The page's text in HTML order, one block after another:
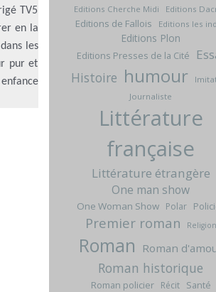
TV5
en la
les
pur et
Editions Cherche Midi
Editions
Editions de Fallois Editions les
Editions Plon
Editions Presses de la Cité
Histoire humour
Journaliste
Littérature
française
Littérature étrangère
One man show
One Woman Show Polar
Premier roman Religion
Roman Roman
Roman historique
Roman policier Récit Santé